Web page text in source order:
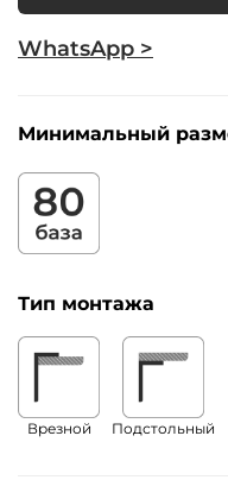
WhatsApp >
Минимальный
Тип монтажа
Врезной Подстольный